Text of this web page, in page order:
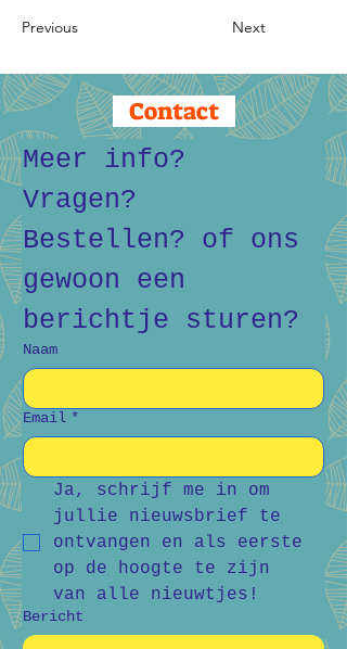
Previous Next
Contact
Meer info?
Vragen?
Bestellen? of ons
gewoon een
berichtje sturen?
Naam
Email *
Ja, schrijf me in om
jullie nieuwsbrief te
ontvangen en als eerste
op de hoogte te zijn
van alle nieuwtjes!
Bericht